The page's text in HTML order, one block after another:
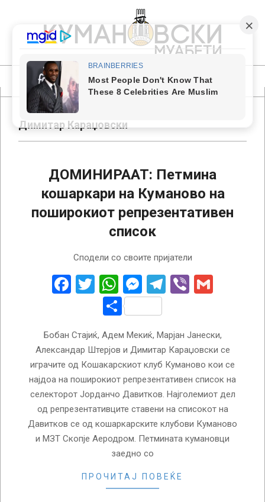
content
КУМАНОВСКИ
МУАБЕТИ
Primary
Navigation
MenuДимитар Караџовски
ДОМИНИРААТ: Петмина
кошаркари на Куманово на
поширокиот репрезентативен
список
Сподели со своите пријатели
Facebook
Twitter
WhatsApp
Messenger
Telegram
Viber
Share
Бобан Стајиќ, Адем Мекиќ, Марјан Јанески,
Александар Штерјов и Димитар Караџовски се
играчите од Кошакарскиот клуб Куманово кои се
најдоа на поширокиот репрезентативен список на
селекторот Јорданчо Давитков. Најголемиот дел
од репрезентативците ставени на списокот на
Давитков се од кошаркарските клубови Куманово
и МЗТ Скопје Аеродром. Петмината кумановци
заедно со
ПРОЧИТАЈ ПОВЕЌЕ